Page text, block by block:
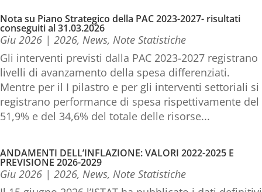
Nota su Piano Strategico della PAC 2023-2027- risultati
conseguiti al 31.03.2026
Giu 2026 | 2026, News, Note Statistiche
Gli interventi previsti dalla PAC 2023-2027 registrano
livelli di avanzamento della spesa differenziati.
Mentre per il I pilastro e per gli interventi settoriali si
registrano performance di spesa rispettivamente del
51,9% e del 34,6% del totale delle risorse...
ANDAMENTI DELL’INFLAZIONE: VALORI 2022-2025 E
PREVISIONE 2026-2029
Giu 2026 | 2026, News, Note Statistiche